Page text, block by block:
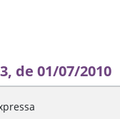
de 01/07/2010